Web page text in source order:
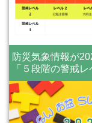
防災気象情報が
「５段階の警戒